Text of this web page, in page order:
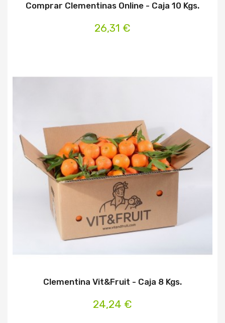
Comprar Clementinas Online - Caja 10 Kgs.
26,31 €
Clementina Vit&Fruit - Caja 8 Kgs.
24,24 €